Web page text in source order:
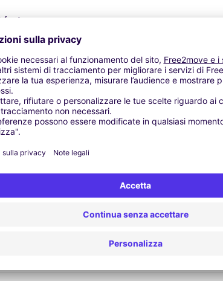
fuel
Agenzie simili